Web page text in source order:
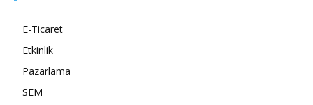
E-Ticaret
Etkinlik
Pazarlama
SEM